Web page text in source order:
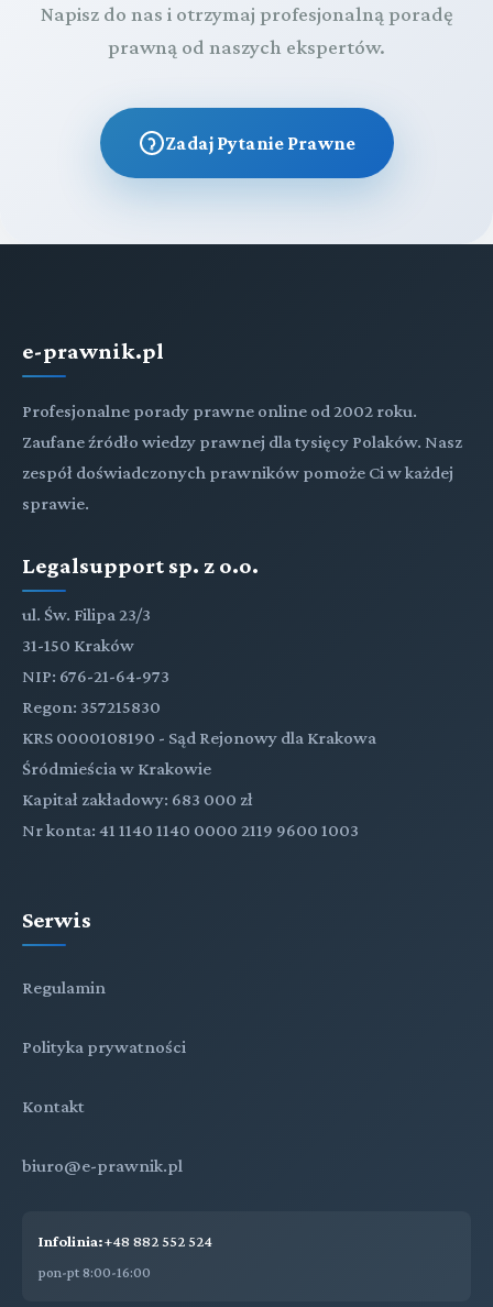
Napisz do nas i otrzymaj profesjonalną poradę
prawną od naszych ekspertów.
Zadaj Pytanie Prawne
e-prawnik.pl
Profesjonalne porady prawne online od 2002 roku.
Zaufane źródło wiedzy prawnej dla tysięcy Polaków. Nasz
zespół doświadczonych prawników pomoże Ci w każdej
sprawie.
Legalsupport sp. z o.o.
ul. Św. Filipa 23/3
31-150 Kraków
NIP: 676-21-64-973
Regon: 357215830
KRS 0000108190 - Sąd Rejonowy dla Krakowa
Śródmieścia w Krakowie
Kapitał zakładowy: 683 000 zł
Nr konta: 41 1140 1140 0000 2119 9600 1003
Serwis
Regulamin
Polityka prywatności
Kontakt
biuro@e-prawnik.pl
Infolinia:+48 882 552 524
pon-pt 8:00-16:00